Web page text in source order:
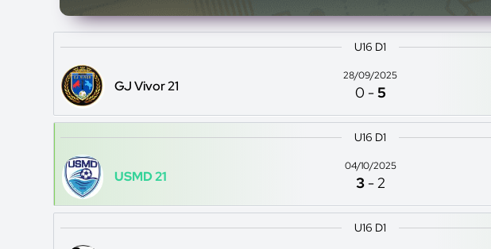
U16 D1
GJ Vivor 21
28/09/2025
0 -5
U16 D1
USMD 21
04/10/2025
3 -2
U16 D1